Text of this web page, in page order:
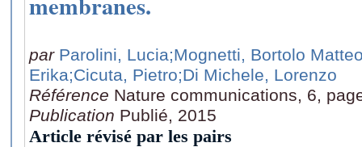
par Parolini, Lucia;Mognetti, Bortolo
Erika;Cicuta, Pietro;Di Michele, Lorenzo
Référence Nature communications, 6,
Publication Publié, 2015
Article révisé par les pairs